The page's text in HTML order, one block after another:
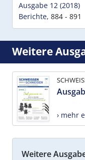
Ausgabe 12 (2018)
Berichte, 884 - 891
Weitere
› mehr
Weitere